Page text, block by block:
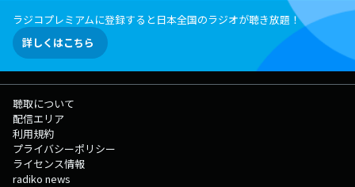
ラジコプレミアムに登録すると日本全国のラジオが聴き放題！
詳しくはこちら
聴取について
配信エリア
利用規約
プライバシーポリシー
ライセンス情報
radiko news